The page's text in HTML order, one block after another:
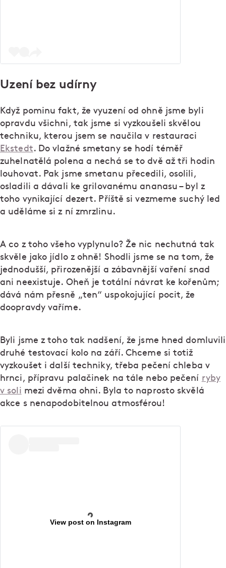
Uzení bez udírny
Když pominu fakt, že vyuzení od ohně jsme byli
opravdu všichni, tak jsme si vyzkoušeli skvělou
techniku, kterou jsem se naučila v restauraci
Ekstedt. Do vlažné smetany se hodí téměř
zuhelnatělá polena a nechá se to dvě až tři hodin
louhovat. Pak jsme smetanu přecedili, osolili,
osladili a dávali ke grilovanému ananasu – byl z
toho vynikající dezert. Příště si vezmeme suchý led
a uděláme si z ní zmrzlinu.
A co z toho všeho vyplynulo? Že nic nechutná tak
skvěle jako jídlo z ohně! Shodli jsme se na tom, že
jednodušší, přirozenější a zábavnější vaření snad
ani neexistuje. Oheň je totální návrat ke kořenům;
dává nám přesně „ten“ uspokojující pocit, že
doopravdy vaříme.
Byli jsme z toho tak nadšení, že jsme hned domluvili
druhé testovací kolo na září. Chceme si totiž
vyzkoušet i další techniky, třeba pečení chleba v
hrnci, přípravu palačinek na tále nebo pečení ryby
v soli mezi dvěma ohni. Byla to naprosto skvělá
akce s nenapodobitelnou atmosférou!
View post on Instagram